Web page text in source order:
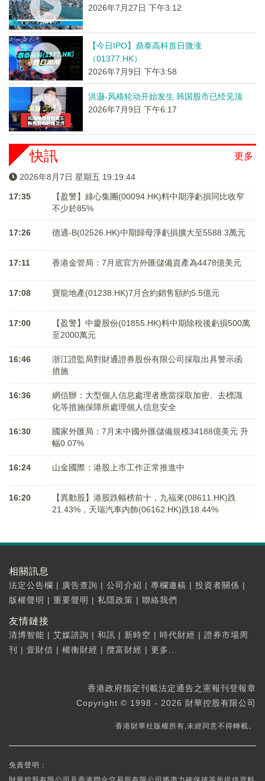
2026年7月27日 下午3:12
【今日IPO】鼎泰高科首日微涨
（01377.HK）
2026年7月9日 下午3:58
洪灏-风格轮动开始发生 韩国股市已经见顶
2026年7月9日 下午6:17
更多
快訊
2026年8月7日 星期五 19:19:44
17:35
【盈警】綠心集團(00094.HK)料中期淨虧損同比收窄
不少於85%
17:26 德適-B(02526.HK)中期歸母淨虧損擴大至5588.3萬元
17:11 香港金管局：7月底官方外匯儲備資產為4478億美元
17:08 寶龍地產(01238.HK)7月合約銷售額約5.5億元
17:00
【盈警】中慶股份(01855.HK)料中期除稅後虧損500萬
至2000萬元
16:46
浙江證監局對財通證券股份有限公司採取出具警示函
措施
16:36
網信辦：大型個人信息處理者應當採取加密、去標識
化等措施保障所處理個人信息安全
16:30
國家外匯局：7月末中國外匯儲備規模34188億美元 升
幅0.07%
16:24 山金國際：港股上市工作正常推進中
16:20
【異動股】港股跌幅榜前十，九福來(08611.HK)跌
21.43%，天瑞汽車内飾(06162.HK)跌18.44%
相關訊息
法定公告欄 | 廣告查詢 | 公司介紹 | 專欄邀稿 | 投資者關係 |
版權聲明 | 重要聲明 | 私隱政策 | 聯絡我們
友情鏈接
清博智能 | 艾媒諮詢 | 和訊 | 新時空 | 時代財經 | 證券市場周
刊
| 壹財信 | 權衡財經 | 攬富財經 | 更多...
香港政府指定刊載法定通告之憲報刊登報章
Copyright © 1998 - 2026 財華控股有限公司
香港財華社版權所有,未經同意不得轉載。
免責聲明：